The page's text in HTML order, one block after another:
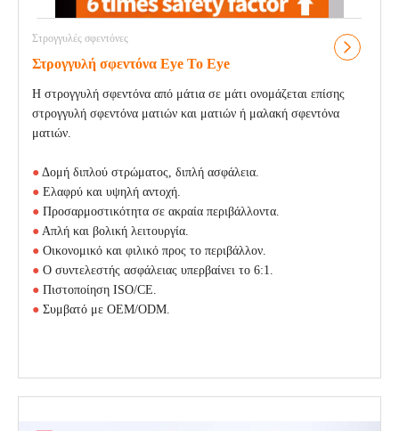
Στρογγυλές σφεντόνες
Στρογγυλή σφεντόνα Eye To Eye
Η στρογγυλή σφεντόνα από μάτια σε μάτι ονομάζεται επίσης
στρογγυλή σφεντόνα ματιών και ματιών ή μαλακή σφεντόνα
ματιών.
● Δομή διπλού στρώματος, διπλή ασφάλεια.
● Ελαφρύ και υψηλή αντοχή.
● Προσαρμοστικότητα σε ακραία περιβάλλοντα.
● Απλή και βολική λειτουργία.
● Οικονομικό και φιλικό προς το περιβάλλον.
● Ο συντελεστής ασφάλειας υπερβαίνει το 6:1.
● Πιστοποίηση ISO/CE.
● Συμβατό με OEM/ODM.